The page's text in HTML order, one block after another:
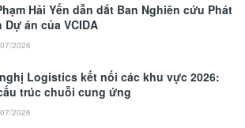
Hải Yến dẫn dắt Ban Nghiên cứu Phát
Dự án của VCIDA
2026
Logistics kết nối các khu vực 2026:
trúc chuỗi cung ứng
2026